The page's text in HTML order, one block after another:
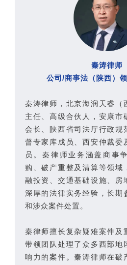
秦涛律师
公司/商事法（陕西）
秦涛律师，北京海润天睿（
主任、高级合伙人，安康市
会长、陕西省司法厅行政规
督专家库成员、西安仲裁委
员。秦律师业务涵盖商事
购、破产重整及清算等领域
融投资、交通基础设施、房
深厚的法律实务经验，长期
和涉众案件处置。
秦律师擅长复杂疑难案件及
带领团队处理了众多西部地
响力的案件。秦涛律师在破